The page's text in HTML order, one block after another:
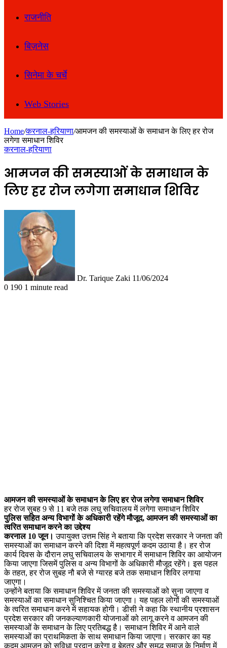
राजनीति
बिज़नेस
सिनेमा के चर्चे
Web Stories
Home/करनाल-हरियाणा/आमजन की समस्याओं के समाधान के लिए हर रोज
लगेगा समाधान शिविर
करनाल-हरियाणा
आमजन की समस्याओं के समाधान के
लिए हर रोज लगेगा समाधान शिविर
Dr. Tarique Zaki 11/06/2024
0 190 1 minute read
आमजन की समस्याओं के समाधान के लिए हर रोज लगेगा समाधान शिविर
हर रोज सुबह 9 से 11 बजे तक लघु सचिवालय में लगेगा समाधान शिविर
पुलिस सहित अन्य विभागों के अधिकारी रहेंगे मौजूद, आमजन की समस्याओं का
त्वरित समाधान करने का उद्देश्य
करनाल 10 जून।उपायुक्त उत्तम सिंह ने बताया कि प्रदेश सरकार ने जनता की
समस्याओं का समाधान करने की दिशा में महत्वपूर्ण कदम उठाया है। हर रोज
कार्य दिवस के दौरान लघु सचिवालय के सभागार में समाधान शिविर का आयोजन
किया जाएगा जिसमें पुलिस व अन्य विभागों के अधिकारी मौजूद रहेंगे। इस पहल
के तहत, हर रोज सुबह नौ बजे से ग्यारह बजे तक समाधान शिविर लगाया
जाएगा।
उन्होंने बताया कि समाधान शिविर में जनता की समस्याओं को सुना जाएगा व
समस्याओं का समाधान सुनिश्चित किया जाएगा। यह पहल लोगों की समस्याओं
के त्वरित समाधान करने में सहायक होगी। डीसी ने कहा कि स्थानीय प्रशासन
प्रदेश सरकार की जनकल्याणकारी योजनाओं को लागू करने व आमजन की
समस्याओं के समाधान के लिए प्रतिबद्ध है। समाधान शिविर में आने वाले
समस्याओं का प्राथमिकता के साथ समाधान किया जाएगा। सरकार का यह
कदम आमजन को सुविधा प्रदान करेगा व बेहतर और समृद्ध समाज के निर्माण में